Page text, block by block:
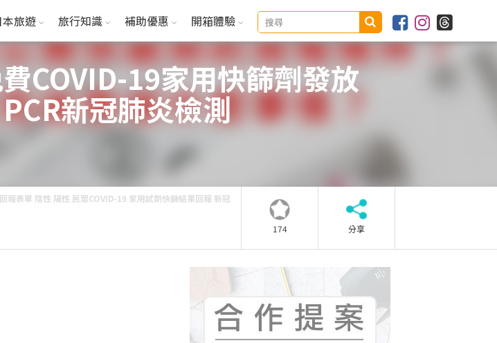
本旅遊 旅行知識 補助優惠 開箱體驗
COVID-19家用快篩劑發放
新冠肺炎檢測
報表單 陰性 陽性 民眾COVID-19 家用試劑快篩結果回報 新冠
174
分享